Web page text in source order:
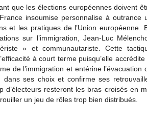
que les élections européennes doivent
insoumise personnalise à outrance
et les pratiques de l’Union européenne.
sur l’immigration, Jean-Luc
» et communautariste. Cette
à court terme puisqu’elle accrédite
de l’immigration et entérine l’évacuation
dans ses choix et confirme ses
d’électeurs resteront les bras croisés en
un jeu de rôles trop bien distribués.